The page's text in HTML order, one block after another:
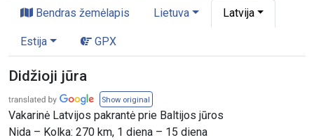
Bendras žemėlapis Lietuva Latvija
Estija GPX
Didžioji jūra
Show original
Vakarinė Latvijos pakrantė prie Baltijos jūros
Nida – Kolka: 270 km, 1 diena – 15 diena